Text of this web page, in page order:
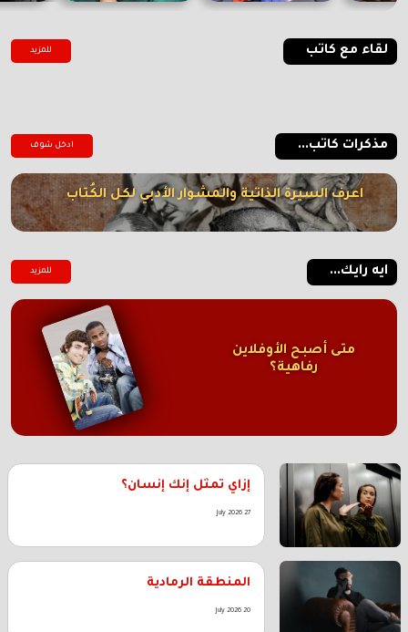
لقاء مع كاتب للمزيد
مذكرات كاتب... ادخل شوف
اعرف السيرة الذاتية والمشوار الأدبي لكل الكُتاب
ايه رايك... للمزيد
متى أصبح الأوفلاين
رفاهية؟
إزاي تمثل إنك إنسان؟
27 July 2026
المنطقة الرمادية
20 July 2026